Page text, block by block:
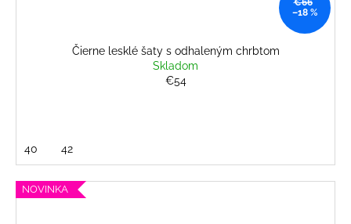
–18 %
Čierne lesklé šaty s odhaleným chrbtom
Skladom
€54
40 42
NOVINKA